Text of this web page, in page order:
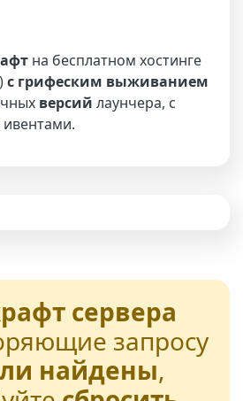
на бесплатном хостинге
)с грифеским выживанием
версий лаунчера, с
сервера
запросу
найдены,